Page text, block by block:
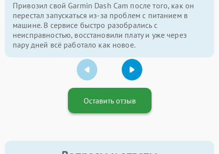
Привозил свой Garmin Dash Cam после того, как он
перестал запускаться из-за проблем с питанием в
машине. В сервисе быстро разобрались с
неисправностью, восстановили плату и уже через
пару дней всё работало как новое.
Оставить отзыв